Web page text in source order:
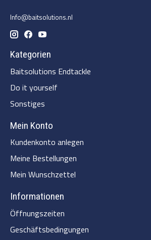
Info@baitsolutions.nl
Kategorien
Baitsolutions Endtackle
Do it yourself
Sonstiges
Mein Konto
Kundenkonto anlegen
Meine Bestellungen
Mein Wunschzettel
Informationen
Öffnungszeiten
Geschäftsbedingungen